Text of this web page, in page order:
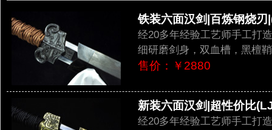
铁装六面汉剑|百炼钢烧
经20多年经验工艺师手工打
细研磨剑身，双血槽，黑檀
售价：￥2880
新装六面汉剑|超性价比
经20多年经验工艺师手工打